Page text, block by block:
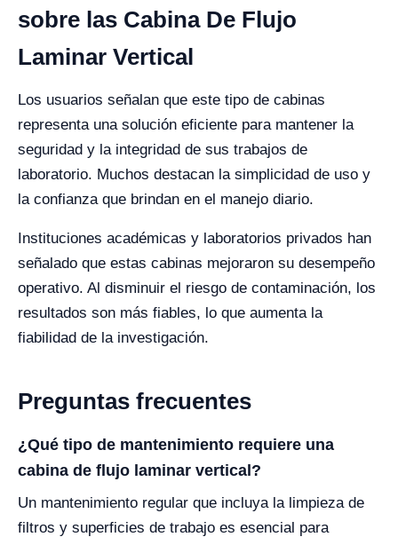
sobre las Cabina De Flujo
Laminar Vertical
Los usuarios señalan que este tipo de cabinas
representa una solución eficiente para mantener la
seguridad y la integridad de sus trabajos de
laboratorio. Muchos destacan la simplicidad de uso y
la confianza que brindan en el manejo diario.
Instituciones académicas y laboratorios privados han
señalado que estas cabinas mejoraron su desempeño
operativo. Al disminuir el riesgo de contaminación, los
resultados son más fiables, lo que aumenta la
fiabilidad de la investigación.
Preguntas frecuentes
¿Qué tipo de mantenimiento requiere una
cabina de flujo laminar vertical?
Un mantenimiento regular que incluya la limpieza de
filtros y superficies de trabajo es esencial para